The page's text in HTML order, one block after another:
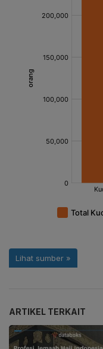
ARTIKEL TERKAIT